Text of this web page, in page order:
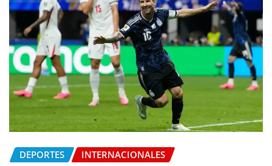
DEPORTES INTERNACIONALES